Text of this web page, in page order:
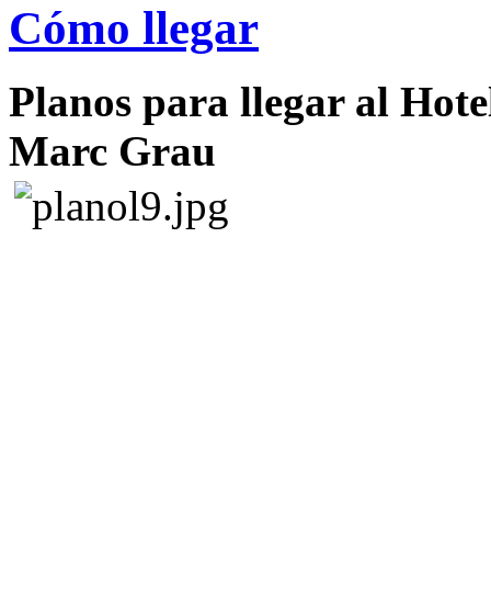
Cómo llegar
Planos para llegar al
Marc Grau